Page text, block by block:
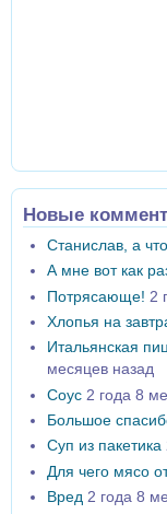
Новые
Станислав, а
А мне вот как
Потрясающе! 2
Хлопья на
Итальянская
месяцев назад
Соус 2 года 8
Большое
Суп из пакетика
Для чего мясо
Вред 2 года 8